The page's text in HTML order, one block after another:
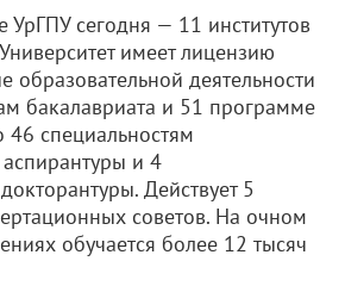
УрГПУ сегодня — 11 институтов
имеет лицензию
образовательной деятельности
бакалавриата и 51 программе
46 специальностям
и 4
Действует 5
советов. На очном
обучается более 12 тысяч